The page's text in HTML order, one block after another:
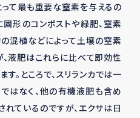
て最も重要な窒素を与えるの
形のコンポストや緑肥、窒素
混植などによって土壌の窒素
液肥はこれらに比べて即効性
。ところで、スリランカでは一
はなく、他の有機液肥も含め
ているのですが、エクサは日